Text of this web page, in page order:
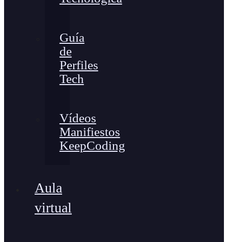
Guía
de
Perfiles
Tech
Vídeos
Manifiestos
KeepCoding
Aula
virtual